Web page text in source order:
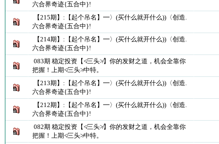
六合界奇迹{五合中}!
【215期】:【起个吊名】━〉(买什么就开什么))〈创造.
六合界奇迹{五合中}!
【214期】:【起个吊名】━〉(买什么就开什么))〈创造.
六合界奇迹{五合中}!
083期 稳定投资【≮三头≯】你的发财之道，机会全靠你
把握！上期≮三头≯中特。
【213期】:【起个吊名】━〉(买什么就开什么))〈创造.
六合界奇迹{五合中}!
【212期】:【起个吊名】━〉(买什么就开什么))〈创造.
六合界奇迹{五合中}!
082期 稳定投资【≮三头≯】你的发财之道，机会全靠你
把握！上期≮三头≯中特。